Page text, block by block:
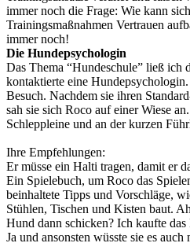
immer noch die Frage: Wie kann
Trainingsmaßnahmen Vertrauen
immer noch!
Die Hundepsychologin
Das Thema “Hundeschule” ließ ich
kontaktierte eine
Besuch. Nachdem sie ihren
sah sie sich Roco auf einer Wiese
Schleppleine und an der kurzen
Ihre Empfehlungen:
Er müsse ein Halti tragen, damit er
Ein Spielebuch, um Roco das
beinhaltete Tipps und Vorschläge,
Stühlen, Tischen und Kisten baut.
Hund dann schicken? Ich kaufte
Ja und ansonsten wüsste sie es